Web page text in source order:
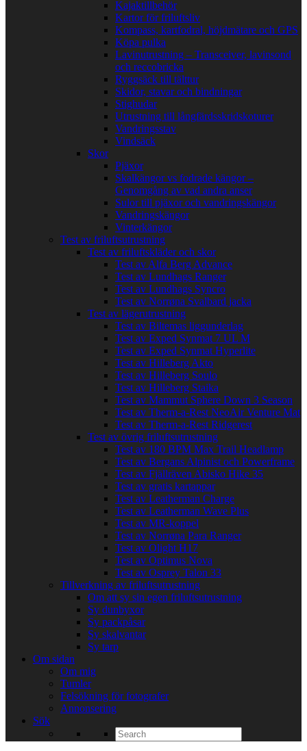
Kajaktillbehör
Kartor för friluftsliv
Kompass, kartfodral, höjdmätare och GPS
Köpa pulka
Lavinutrustning – Transceiver, lavinsond
och reccobricka
Ryggsäck till tälttur
Skidor, stavar och bindningar
Stighudar
Utrustning till långfärdsskridskoturer
Vandringsstav
Vindsäck
Skor
Pjäxor
Skalkängor vs fodrade kängor –
Genomgång av vad andra anser
Sulor till pjäxor och vandringskängor
Vandringskängor
Vinterkängor
Test av friluftsutrustning
Test av friluftskläder och skor
Test av Alfa Berg Advance
Test av Lundhags Ranger
Test av Lundhags Syncro
Test av Norrøna Svalbard jacka
Test av lägerutrustning
Test av Biltemas liggunderlag
Test av Exped Synmat 7 UL M
Test av Exped Synmat Hyperlite
Test av Hilleberg Akto
Test av Hilleberg Soulo
Test av Hilleberg Staika
Test av Mammut Sphere Down 3 Season
Test av Therm-a-Rest NeoAir Venture Mat
Test av Therm-a-Rest Ridgerest
Test av övrig friluftsutrustning
Test av 180 BPM Max Trail Headlamp
Test av Bergans Alpinist och Powerframe
Test av Fjällräven Abisko Hike 35
Test av gratis kartappar
Test av Leatherman Charge
Test av Leatherman Wave Plus
Test av MR-koppel
Test av Norrøna Para Ranger
Test av Olight H17
Test av Optimus Nova
Test av Osprey Talon 33
Tillverkning av friluftsutrustning
Om att sy sin egen friluftsutrustning
Sy dunbyxor
Sy packpåsar
Sy skalvantar
Sy tarp
Om sidan
Om mig
Tumler
Felsökning för fotografer
Annonsering
Sök
Search
for: